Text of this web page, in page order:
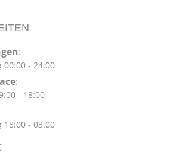
:
00:00 - 24:00
:
- 18:00
18:00 - 03:00